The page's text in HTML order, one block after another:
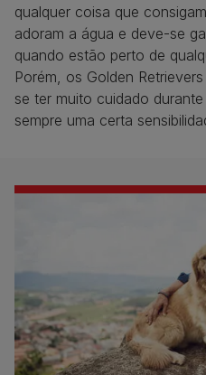
qualquer coisa que
adoram a água e deve-se
quando estão perto de
Porém, os Golden
se ter muito cuidado
sempre uma certa